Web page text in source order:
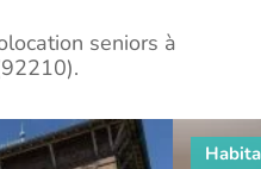
seniors à